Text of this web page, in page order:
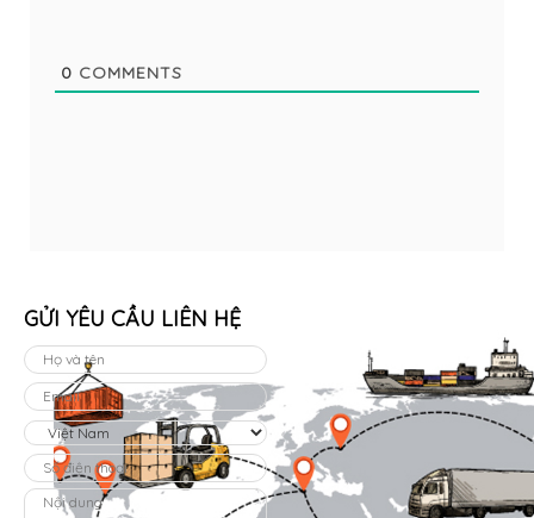
0 COMMENTS
GỬI YÊU CẦU LIÊN HỆ